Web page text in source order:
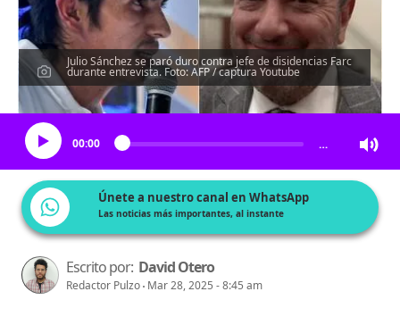
Julio Sánchez se paró duro contra jefe de disidencias Farc
durante entrevista. Foto: AFP / captura Youtube
Escucha el artículo
00:00 …
Únete a nuestro canal en WhatsApp
Las noticias más importantes, al instante
Escrito por: David Otero
Redactor Pulzo Mar 28, 2025 - 8:45 am